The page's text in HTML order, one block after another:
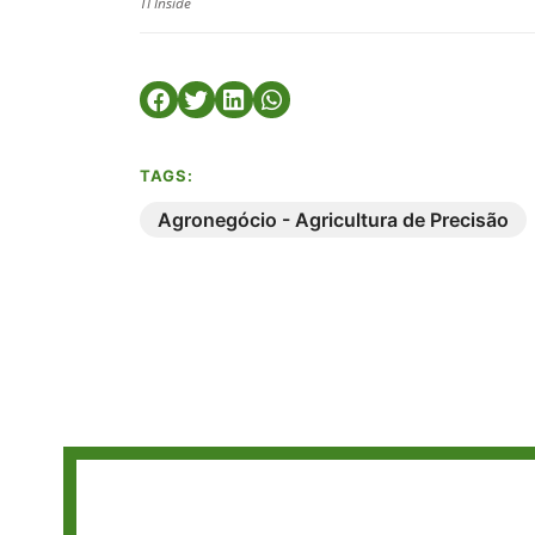
TAGS:
Agronegócio - Agricultura de Precisão